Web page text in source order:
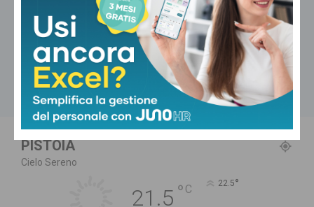
dalla Toscana
Conte a Capalbio: “Le primarie siamo
d’accordo che si fanno. La politica
estera non può rimanere fuori dalle
primarie”
Carica altri
PISTOIA
Cielo Sereno
21.5 ° C 22.5°